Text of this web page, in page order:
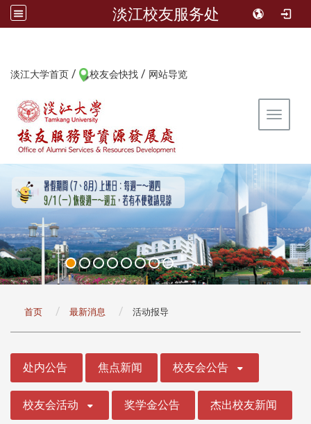
淡江校友服务处
淡江大学首页 / 校友会快找 / 网站导览
Toggle
首页 最新消息 活动报导
处内公告 焦点新闻 校友会公告
校友会活动 奖学金公告 杰出校友新闻